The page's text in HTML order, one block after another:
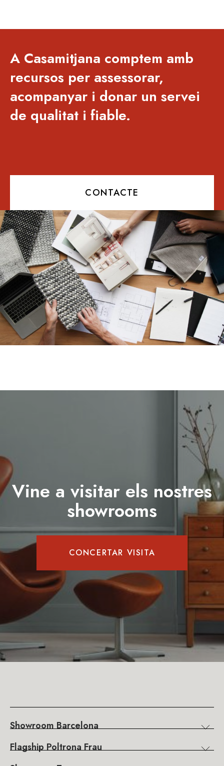
A Casamitjana comptem amb
recursos per assessorar,
acompanyar i donar un servei
de qualitat i fiable.
CONTACTE
Vine a visitar els nostres
showrooms
CONCERTAR VISITA
Showroom Barcelona
Flagship Poltrona Frau